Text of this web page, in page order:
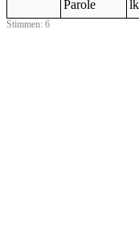
Parole
Stimmen: 6